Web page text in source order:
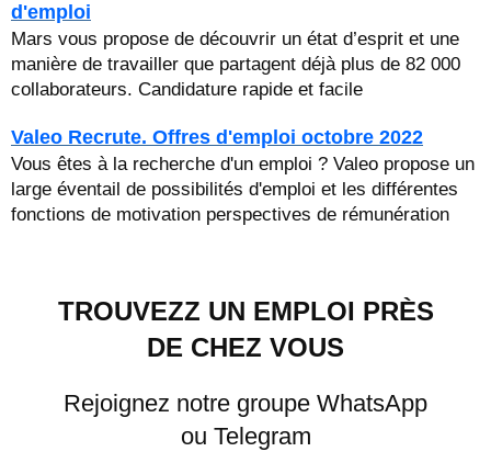
d'emploi
Mars vous propose de découvrir un état d’esprit et une
manière de travailler que partagent déjà plus de 82 000
collaborateurs. Candidature rapide et facile
Valeo Recrute. Offres d'emploi octobre 2022
Vous êtes à la recherche d'un emploi ? Valeo propose un
large éventail de possibilités d'emploi et les différentes
fonctions de motivation perspectives de rémunération
TROUVEZZ UN EMPLOI PRÈS
DE CHEZ VOUS
Rejoignez notre groupe WhatsApp
ou Telegram